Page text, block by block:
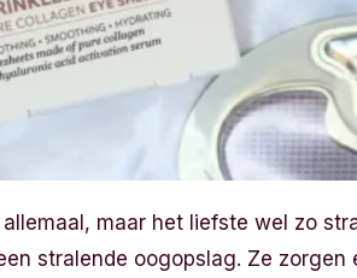
maar het liefste wel zo
stralende oogopslag. Ze